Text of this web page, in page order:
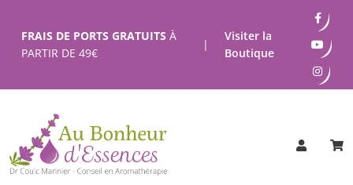
contenu
FRAIS DE PORTS GRATUITS À
PARTIR DE 49€
|
Visiter la
Boutique